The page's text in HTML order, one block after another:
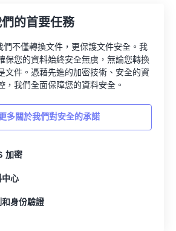
的首要任務
們不僅轉換文件，更保護文件安全。我
保您的資料始終安全無虞，無論您轉換
文件。憑藉先進的加密技術、安全的資
，我們全面保障您的資料安全。
多關於我們對安全的承諾
加密
中心
身份驗證